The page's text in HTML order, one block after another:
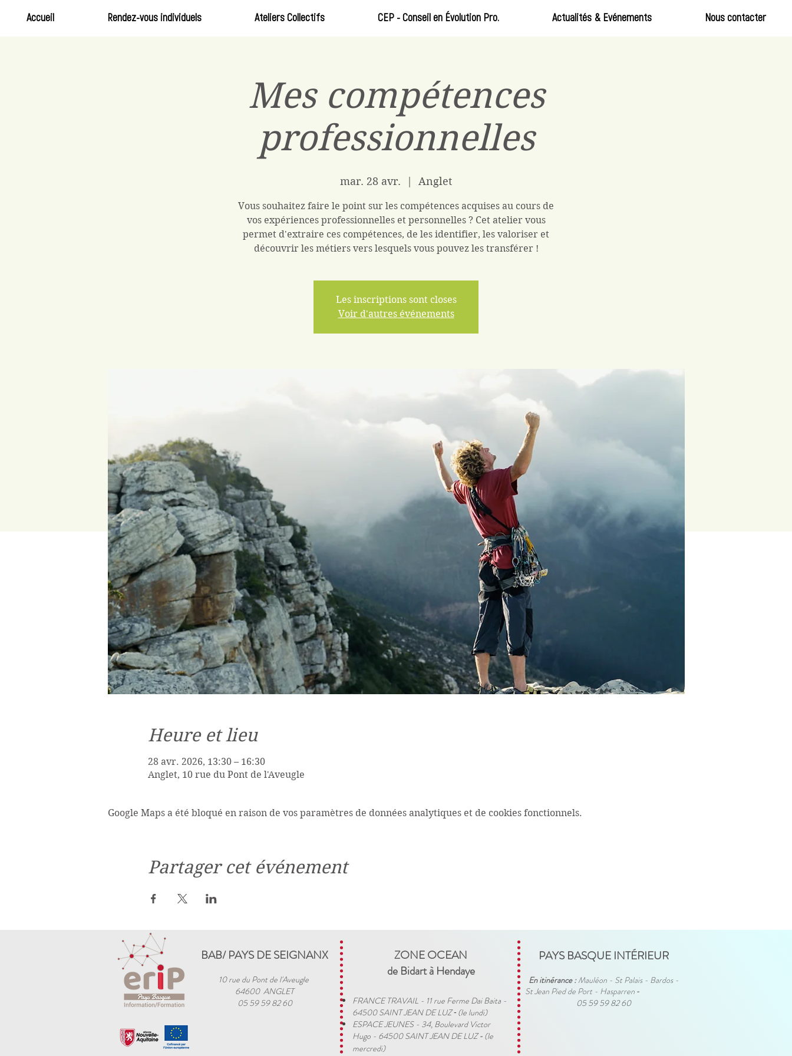
Accueil Rendez-vous individuels Ateliers Collectifs CEP - Conseil en Évolution Pro. Actualités & Evénements Nous contacter
Mes compétences
professionnelles
mar. 28 avr. Anglet
Vous souhaitez faire le point sur les compétences acquises au cours de
vos expériences professionnelles et personnelles ? Cet atelier vous
permet d'extraire ces compétences, de les identifier, les valoriser et
découvrir les métiers vers lesquels vous pouvez les transférer !
Les inscriptions sont closes
Voir d'autres événements
Heure et lieu
28 avr. 2026, 13:30 – 16:30
Anglet, 10 rue du Pont de l'Aveugle
Google Maps a été bloqué en raison de vos paramètres de données analytiques et de cookies fonctionnels.
Partager cet événement
BAB/ PAYS DE SEIGNANX
10 rue du Pont de l'Aveugle
64600 ANGLET
05 59 59 82 60
ZONE OCEAN
de Bidart à Hendaye​
FRANCE TRAVAIL - 11 rue Ferme Dai Baita -
64500 SAINT JEAN DE LUZ​ - (le lundi)
ESPACE JEUNES - 34, Boulevard Victor
Hugo - 64500 SAINT JEAN DE LUZ- (le
mercredi)
PAYS BASQUE INTÉRIEUR
En itinérance :Mauléon - St Palais - Bardos -
St Jean Pied de Port - Hasparren -
05 59 59 82 60